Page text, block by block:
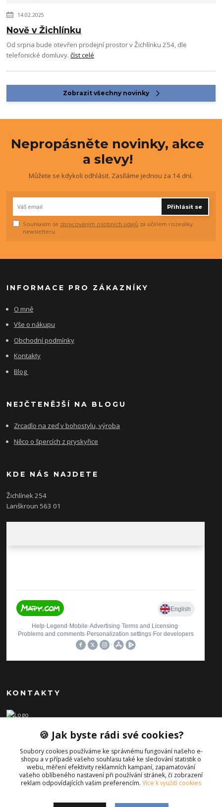
14.02.2025
Nově v Žichlínku
Od srpna bude otevřen prodejní prostor v Žichlínku 254, dle
telefonické domluvy.číst celé
Zobrazit všechny novinky
Nepropásněte novinky, akce
a slevy!
Můžete se kdykoli odhlásit. Zasíláme jednou za 14 dní.
Přihlásit se
Souhlasím se zpracováním osobních údajů za účelem rozesílky
newsletteru.
INFORMACE PRO ZÁKAZNÍKY
O mně
Vše o nákupu
Obchodní podmínky
Kontakty
Blog
NEJČTENĚJŠÍ NA BLOGU
Zrcadlo na zeď v bohostylu, výroba
Něco o špercích z pryskyřice
KDE NÁS NAJDETE
Žichlínek 254
Lanškroun 563 01
KONTAKTY
+420 606654169
(Po-Pá, 8-16 hod.)
info@iporiginal.cz
🍪 Jak byste rádi své cookies?
Soubory cookies používáme ke správnému fungování našeho e-
shopu a v případě vašeho souhlasu také ke sledování statistik o
webu, měření efektivity reklamních kampaní, zapamatování
vašeho oblíbeného nastavení při používání stránek, či zobrazení
reklam odpovídajících vašim preferencím. Více k využití cookies